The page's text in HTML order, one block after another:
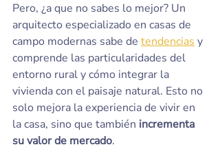
Pero, ¿a que no sabes lo mejor? Un
arquitecto especializado en casas de
campo modernas sabe de tendencias y
comprende las particularidades del
entorno rural y cómo integrar la
vivienda con el paisaje natural. Esto no
solo mejora la experiencia de vivir en
la casa, sino que también incrementa
su valor de mercado.